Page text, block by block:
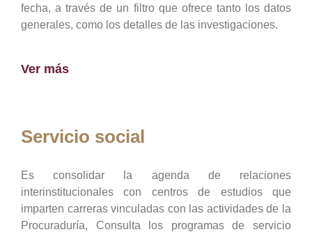
fecha, a través de un filtro que ofrece tanto los datos
generales, como los detalles de las investigaciones.
Ver más
Servicio social
Es consolidar la agenda de relaciones
interinstitucionales con centros de estudios que
imparten carreras vinculadas con las actividades de la
Procuraduría, Consulta los programas de servicio